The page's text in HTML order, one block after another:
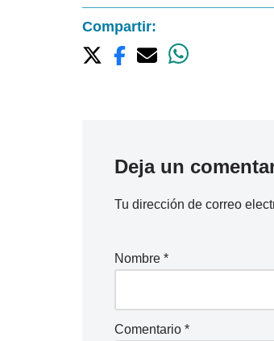
Compartir:
Deja un
Tu dirección de correo
Nombre *
Comentario *